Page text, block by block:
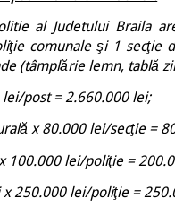
al Judetului Braila
comunale şi 1
(tâmplărie lemn, tablă
post = 2.660.000 lei;
x 80.000 lei/secţie =
lei/poliţie =
lei/poliţie =